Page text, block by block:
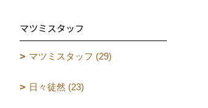
マツミスタッフ
マツミスタッフ (29)
日々徒然 (23)